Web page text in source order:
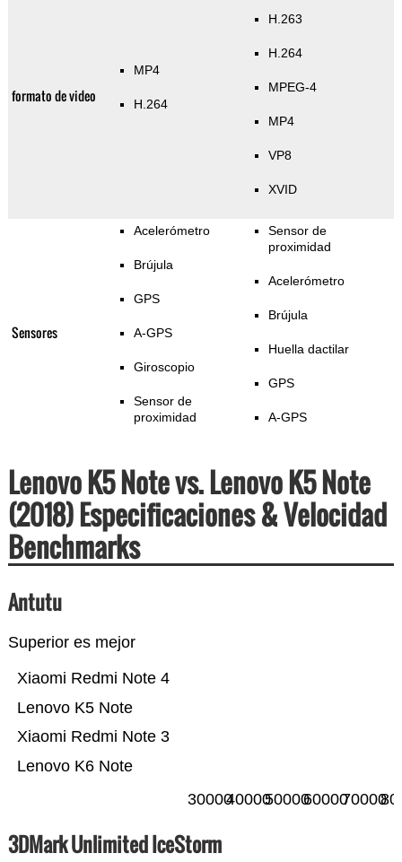
formato de video
MP4
H.264
H.263
H.264
MPEG-4
MP4
VP8
XVID
Sensores
Acelerómetro
Brújula
GPS
A-GPS
Giroscopio
Sensor de
proximidad
Sensor de
proximidad
Acelerómetro
Brújula
Huella dactilar
GPS
A-GPS
Lenovo K5 Note vs. Lenovo K5 Note
(2018) Especificaciones & Velocidad
Benchmarks
Antutu
Superior es mejor
Lenovo K6 Note
Xiaomi Redmi Note 3
Lenovo K5 Note
Xiaomi Redmi Note 4
3000040000500006000070000
3DMark Unlimited IceStorm